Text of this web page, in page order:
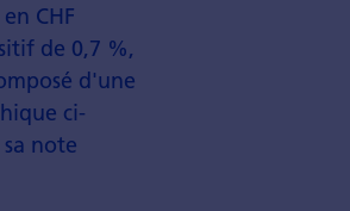
CHF
de 0,7 %,
d'une
ci-
note